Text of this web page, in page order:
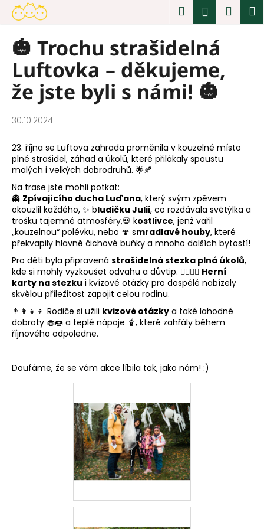
Přejít
obsah
Hledat
🎃 Trochu strašidelná
Luftovka – děkujeme,
že jste byli s námi! 🎃
30.10.2024
23. října se Luftova zahrada proměnila v kouzelné místo
plné strašidel, záhad a úkolů, které přilákaly spoustu
malých i velkých dobrodruhů. 🌟🍂
Na trase jste mohli potkat:
👻 Zpívajícího ducha Luďana, který svým zpěvem
okouzlil každého, ✨ bludičku Julii, co rozdávala světýlka a
trošku tajemné atmosféry,💀 kostlivce, jenž vařil
„kouzelnou“ polévku, nebo 🍄 smradlavé houby, které
překvapily hlavně čichové buňky a mnoho dalších bytostí!
Pro děti byla připravená strašidelná stezka plná úkolů,
kde si mohly vyzkoušet odvahu a důvtip. 🧙‍♂️🧝‍♀️ Herní
karty na stezku i kvízové otázky pro dospělé nabízely
skvělou příležitost zapojit celou rodinu.
👨‍👩‍👧‍👦 Rodiče si užili kvizové otázky a také lahodné
dobroty 🧁🍩 a teplé nápoje 🧋, které zahřály během
říjnového odpoledne.
Doufáme, že se vám akce líbila tak, jako nám! :)
o
C
o
p
o
t
ř
e
b
u
j
e
t
e
n
a
j
í
t
?